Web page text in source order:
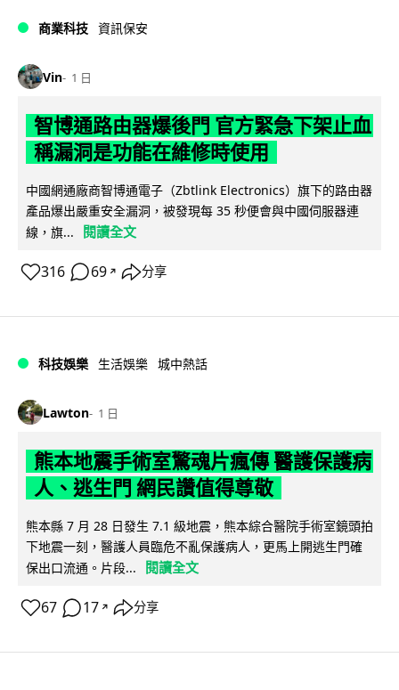
商業科技 資訊保安
Vin 1 日
智博通路由器爆後門 官方緊急下架止血
稱漏洞是功能在維修時使用
中國網通廠商智博通電子（Zbtlink Electronics）旗下的路由器
產品爆出嚴重安全漏洞，被發現每 35 秒便會與中國伺服器連
線，旗...
閱讀全文
316 69 ↗ 分享
科技娛樂 生活娛樂 城中熱話
Lawton 1 日
熊本地震手術室驚魂片瘋傳 醫護保護病
人、逃生門 網民讚值得尊敬
熊本縣 7 月 28 日發生 7.1 級地震，熊本綜合醫院手術室鏡頭拍
下地震一刻，醫護人員臨危不亂保護病人，更馬上開逃生門確
保出口流通。片段...
閱讀全文
67 17 ↗ 分享